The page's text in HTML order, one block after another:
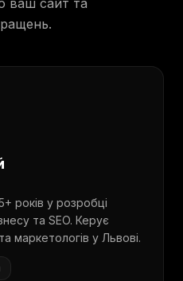
ваш сайт та
років у розробці
та SEO. Керує
маркетологів у Львові.